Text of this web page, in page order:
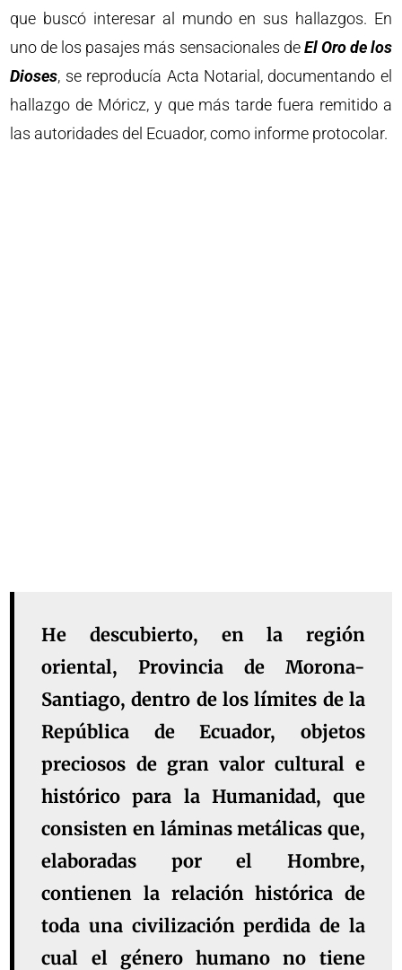
que buscó interesar al mundo en sus hallazgos. En
uno de los pasajes más sensacionales deEl Oro de los
Dioses, se reproducía Acta Notarial, documentando el
hallazgo de Móricz, y que más tarde fuera remitido a
las autoridades del Ecuador, como informe protocolar.
He descubierto, en la región
oriental, Provincia de Morona-
Santiago, dentro de los límites de la
República de Ecuador, objetos
preciosos de gran valor cultural e
histórico para la Humanidad, que
consisten en láminas metálicas que,
elaboradas por el Hombre,
contienen la relación histórica de
toda una civilización perdida de la
cual el género humano no tiene